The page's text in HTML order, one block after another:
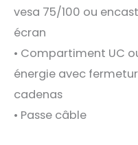
vesa 75/100 ou
écran
• Compartiment UC
énergie avec
cadenas
• Passe câble